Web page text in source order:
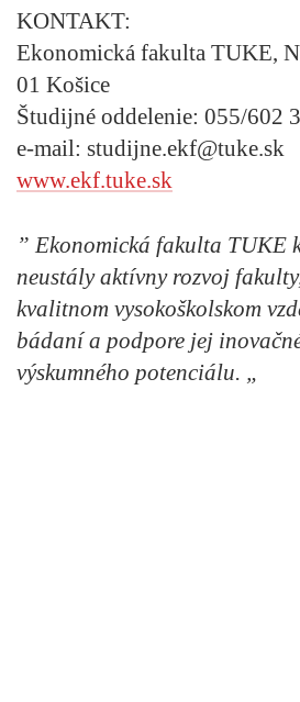
KONTAKT:
Ekonomická fakulta TUKE,
01 Košice
Študijné oddelenie: 055/602
e-mail: studijne.ekf@tuke.sk
www.ekf.tuke.sk
” Ekonomická fakulta TUKE
neustály aktívny rozvoj
kvalitnom vysokoškolskom
bádaní a podpore jej
výskumného potenciálu. „